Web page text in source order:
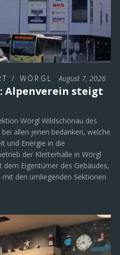
/ WÖRGL August 7, 2026
Alpenverein steigt
Wörgl Wildschönau des
allen jenen bedanken, welche
und Energie in die
der Kletterhalle in Wörgl
dem Eigentümer des Gebäudes,
den umliegenden Sektionen